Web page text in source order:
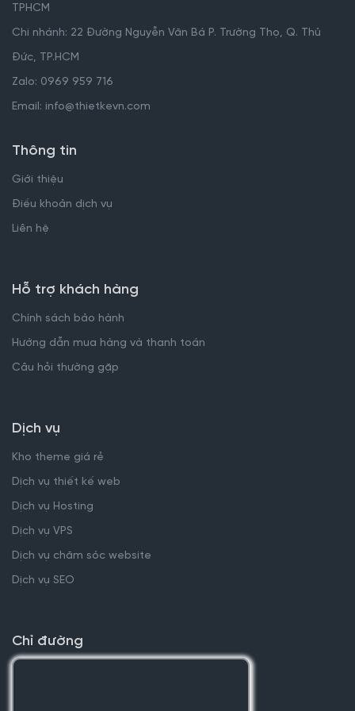
TPHCM
Chi nhánh: 22 Đường Nguyễn Văn Bá P. Trường Thọ, Q. Thủ
Đức, TP.HCM
Zalo: 0969 959 716
Email: info@thietkevn.com
Thông tin
Giới thiệu
Điều khoản dịch vụ
Liên hệ
Hỗ trợ khách hàng
Chính sách bảo hành
Hướng dẫn mua hàng và thanh toán
Câu hỏi thường gặp
Dịch vụ
Kho theme giá rẻ
Dịch vụ thiết kế web
Dịch vụ Hosting
Dịch vụ VPS
Dịch vụ chăm sóc website
Dịch vụ SEO
Chỉ đường